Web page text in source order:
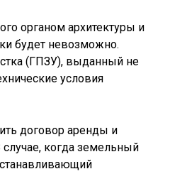
органом архитектуры и
будет невозможно.
(ГПЗУ), выданный не
условия
договор аренды и
когда земельный